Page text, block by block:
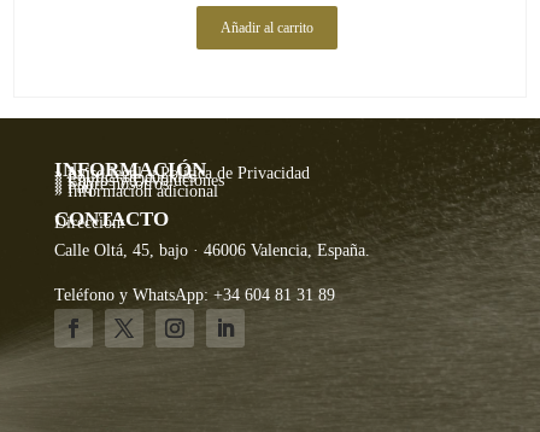
Añadir al carrito
INFORMACIÓN
» Aviso legal y Política de Privacidad
» Política de cookies
» Envíos y Devoluciones
» Sobre nosotros
» Faq
» Información adicional
CONTACTO
Dirección:
Calle Oltá, 45, bajo · 46006 Valencia, España.
Teléfono y WhatsApp: +34 604 81 31 89